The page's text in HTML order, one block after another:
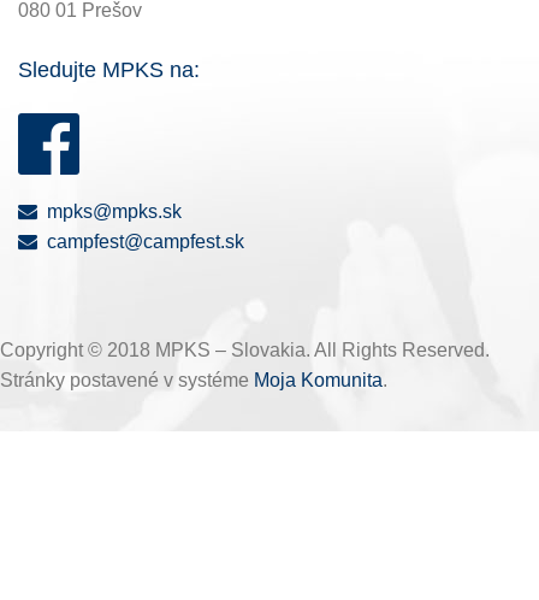
080 01 Prešov
Sledujte MPKS na:
mpks@mpks.sk
campfest@campfest.sk
Copyright © 2018 MPKS – Slovakia. All Rights Reserved.
Stránky postavené v systéme Moja Komunita.